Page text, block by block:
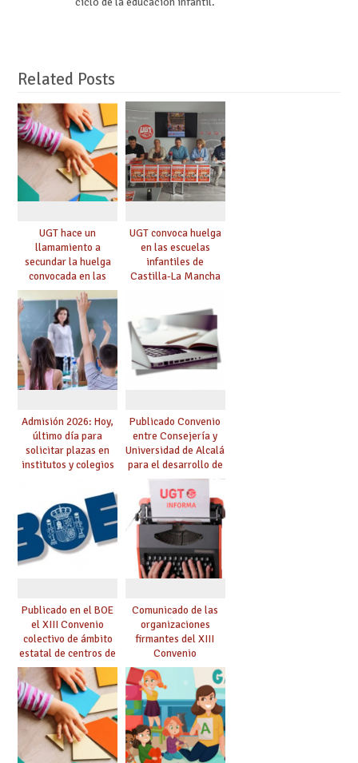
Related Posts
UGT hace un
llamamiento a
secundar la huelga
convocada en las
Escuelas Infantiles de
Castilla-La Mancha
UGT convoca huelga
en las escuelas
infantiles de
Castilla-La Mancha
Admisión 2026: Hoy,
último día para
solicitar plazas en
institutos y colegios
Publicado Convenio
entre Consejería y
Universidad de Alcalá
para el desarrollo de
proyectos de
investigación e
innovación en centros
sostenidos con
fondos públicos
Publicado en el BOE
el XIII Convenio
colectivo de ámbito
estatal de centros de
asistencia y
educación infantil
Comunicado de las
organizaciones
firmantes del XIII
Convenio